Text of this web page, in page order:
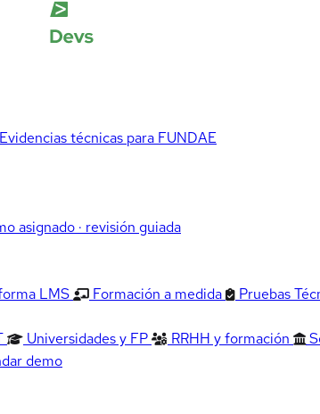
técnicas para FUNDAE
asignado · revisión guiada
LMS Formación a medida Pruebas
Universidades y FP RRHH y formación
demo